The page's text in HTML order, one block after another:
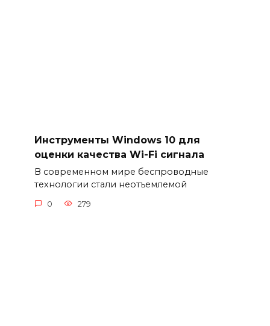
Инструменты Windows 10 для
оценки качества Wi-Fi сигнала
В современном мире беспроводные
технологии стали неотъемлемой
0 279